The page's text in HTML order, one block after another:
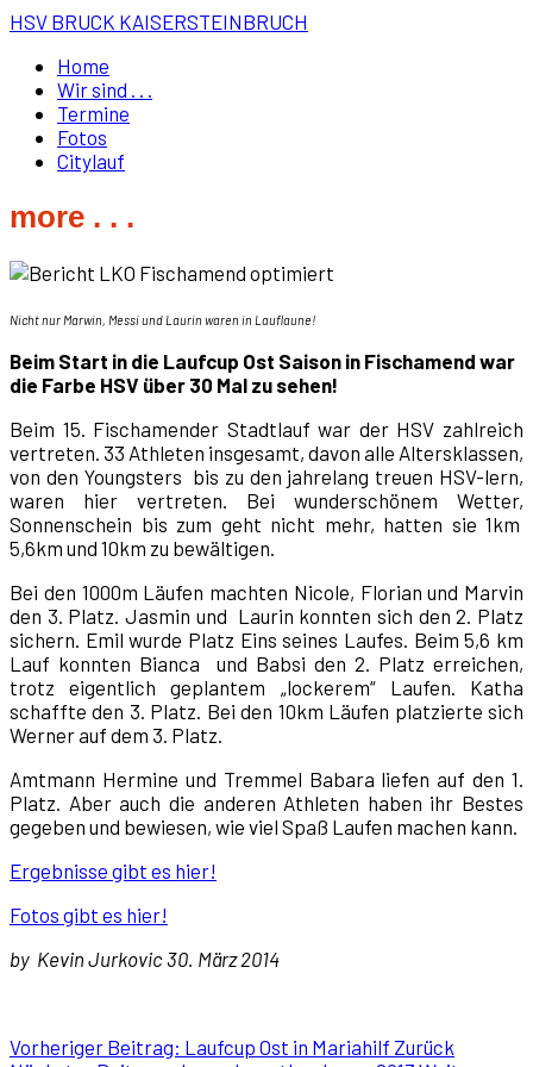
HSV BRUCK KAISERSTEINBRUCH
Home
Wir sind . . .
Termine
Fotos
Citylauf
more . . .
Nicht nur Marwin, Messi und Laurin waren in Lauflaune!
Beim Start in die Laufcup Ost Saison in Fischamend war
die Farbe HSV über 30 Mal zu sehen!
Beim 15. Fischamender Stadtlauf war der HSV zahlreich
vertreten. 33 Athleten insgesamt, davon alle Altersklassen,
von den Youngsters bis zu den jahrelang treuen HSV-lern,
waren hier vertreten. Bei wunderschönem Wetter,
Sonnenschein bis zum geht nicht mehr, hatten sie 1km
5,6km und 10km zu bewältigen.
Bei den 1000m Läufen machten Nicole, Florian und Marvin
den 3. Platz. Jasmin und Laurin konnten sich den 2. Platz
sichern. Emil wurde Platz Eins seines Laufes. Beim 5,6 km
Lauf konnten Bianca und Babsi den 2. Platz erreichen,
trotz eigentlich geplantem „lockerem“ Laufen. Katha
schaffte den 3. Platz. Bei den 10km Läufen platzierte sich
Werner auf dem 3. Platz.
Amtmann Hermine und Tremmel Babara liefen auf den 1.
Platz. Aber auch die anderen Athleten haben ihr Bestes
gegeben und bewiesen, wie viel Spaß Laufen machen kann.
Ergebnisse gibt es hier!
Fotos gibt es hier!
by Kevin Jurkovic 30. März 2014
Vorheriger Beitrag: Laufcup Ost in Mariahilf Zurück